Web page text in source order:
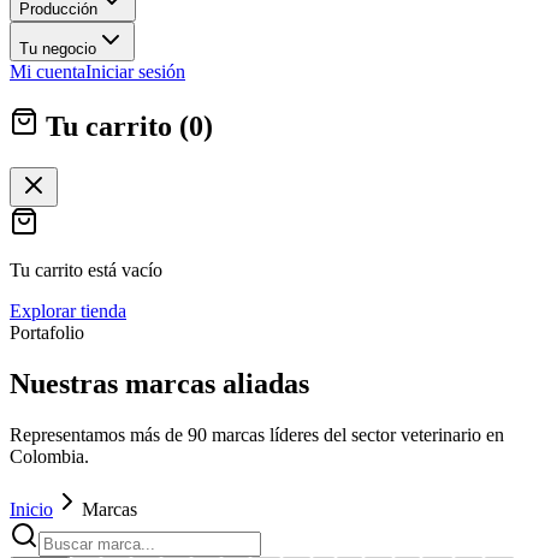
Producción
Tu negocio
Mi cuentaIniciar sesión
Tu carrito (0)
Tu carrito está vacío
Explorar tienda
Portafolio
Nuestras marcas aliadas
Representamos más de 90 marcas líderes del sector veterinario en
Colombia.
Inicio Marcas